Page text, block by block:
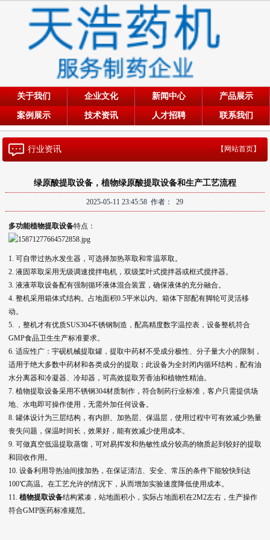
关于我们 企业文化 新闻中心 产品展示
案例展示 技术资讯 人才招聘 联系我们
行业资讯 【网站首页】
绿原酸提取设备，植物绿原酸提取设备和生产工艺流程
2025-05-11 23:45:58 作者：29
多功能植物提取设备特点：
1. 可自带过热水发生器，可选择加热萃取和常温萃取。
2. 液固萃取采用无级调速搅拌电机，双级桨叶式搅拌器或框式搅拌器。
3. 液液萃取设备配有强制循环液体混合装置，确保液体的充分融合。
4. 整机采用箱体式结构。占地面积0.5平米以内。箱体下部配有脚轮可灵活移
动。
5.
，整机才有优质SUS304不锈钢制造，配高精度数字温控表，设备整机符合
GMP食品卫生生产标准要求。
6. 适应性广：宇砚机械提取罐，提取中药材不受成分极性、分子量大小的限制，
适用于绝大多数中药材和各类成分的提取；此设备为全封闭内循环结构，配有油
水分离器和冷凝器、冷却器，可高效提取芳香油和植物性精油。
7. 植物提取设备采用不锈钢304材质制作，符合制药行业标准，客户只需提供场
地、水电即可操作使用，无需外加任何设备。
8. 罐体设计为三层结构，有内胆、加热层、保温层，使用过程中可有效减少热量
丧失问题，保温时间长，效果好，能有效减少使用成本。
9. 可做真空低温提取蒸馏，可对易挥发和热敏性成分较高的物质起到较好的提取
和回收作用。
10. 设备利用导热油间接加热，在保证清洁、安全、常压的条件下能较快到达
100℃高温。在工艺允许的情况下，从而增加实验速度降低使用成本。
11. 植物提取设备结构紧凑，站地面积小，实际占地面积在2M2左右，生产操作
符合GMP医药标准规范。